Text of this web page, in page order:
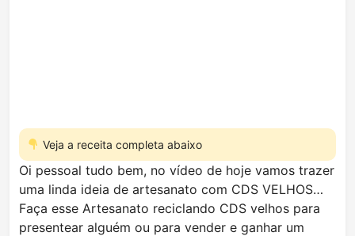
Veja a receita completa abaixo
Oi pessoal tudo bem, no vídeo de hoje vamos trazer
uma linda ideia de artesanato com CDS VELHOS…
Faça esse Artesanato reciclando CDS velhos para
presentear alguém ou para vender e ganhar um